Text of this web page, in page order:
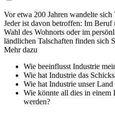
Vor etwa 200 Jahren wandelte
Jeder ist davon betroffen: Im
Wahl des Wohnorts oder im
ländlichen Talschaften finden sich
Mehr dazu
Wie beeinflusst Industrie
Wie hat Industrie das
Wie hat Industrie unser Land
Wie könnte all dies in einem
werden?